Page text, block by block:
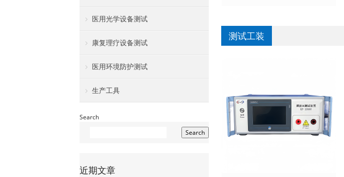
测试工装
医用光学设备测试
康复理疗设备测试
医用环境防护测试
生产工具
Search
Search
近期文章